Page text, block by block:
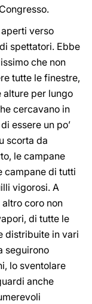
verso
spettatori. Ebbe
che non
tutte le finestre,
alture per lungo
cercavano in
essere un po’
scorta da
le campane
campane di tutti
vigorosi. A
altro coro non
di tutte le
distribuite in vari
seguirono
lo sventolare
anche